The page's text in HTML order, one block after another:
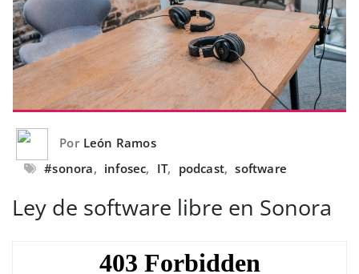
Por León Ramos
#sonora, infosec, IT, podcast, software
Ley de software libre en Sonora